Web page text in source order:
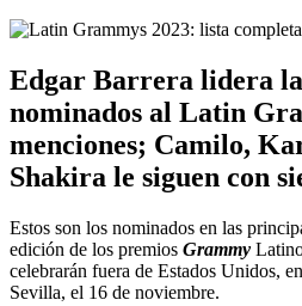
Edgar Barrera lidera
nominados al Latin
menciones; Camilo,
Shakira le siguen con
Estos son los nominados en las
edición de los premios Grammy
celebrarán fuera de Estados Unidos,
Sevilla, el 16 de noviembre.